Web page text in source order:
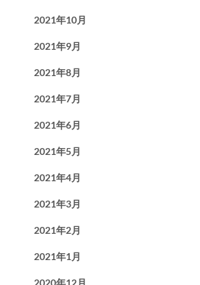
2021年10月
2021年9月
2021年8月
2021年7月
2021年6月
2021年5月
2021年4月
2021年3月
2021年2月
2021年1月
2020年12月